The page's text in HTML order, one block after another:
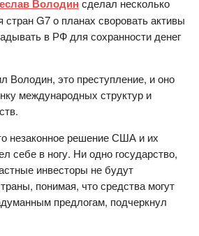
Володин сделал несколько
стран G7 о планах своровать активы
в РФ для сохранности денег
Володин, это преступление, и оно
международных структур и
незаконное решение США и их
себе в ногу. Ни одно государство,
инвесторы не будут
понимая, что средства могут
предлогам, подчеркнул